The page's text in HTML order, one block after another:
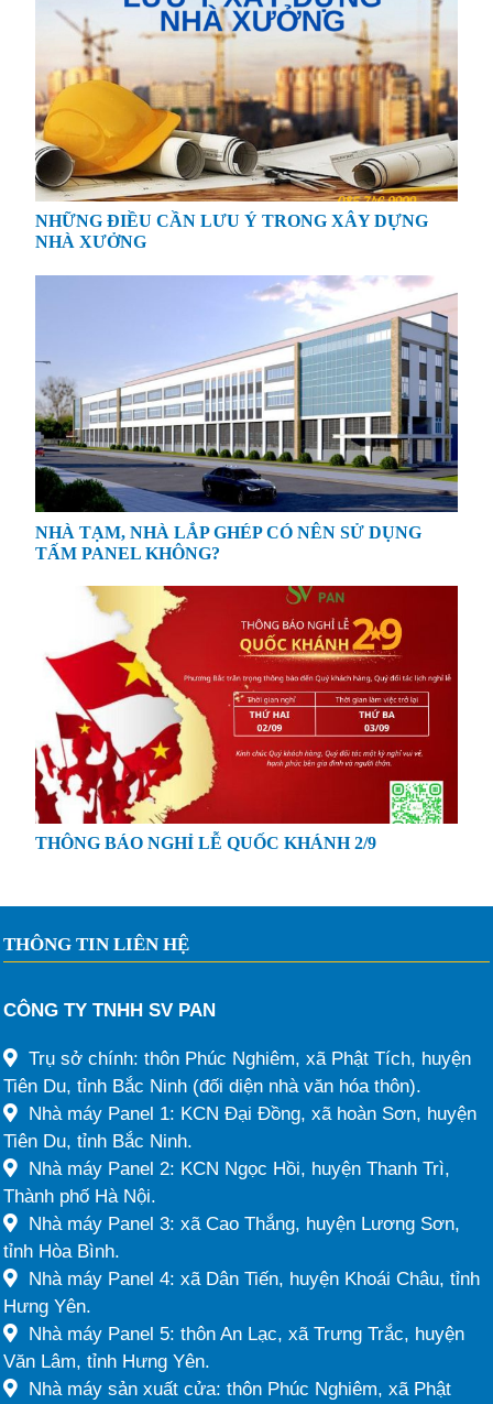
NHỮNG ĐIỀU CẦN LƯU Ý TRONG XÂY DỰNG
NHÀ XƯỞNG
NHÀ TẠM, NHÀ LẮP GHÉP CÓ NÊN SỬ DỤNG
TẤM PANEL KHÔNG?
THÔNG BÁO NGHỈ LỄ QUỐC KHÁNH 2/9
THÔNG TIN LIÊN HỆ
CÔNG TY TNHH SV PAN
Trụ sở chính: thôn Phúc Nghiêm, xã Phật Tích, huyện
Tiên Du, tỉnh Bắc Ninh (đối diện nhà văn hóa thôn).
Nhà máy Panel 1: KCN Đại Đồng, xã hoàn Sơn, huyện
Tiên Du, tỉnh Bắc Ninh.
Nhà máy Panel 2: KCN Ngọc Hồi, huyện Thanh Trì,
Thành phố Hà Nội.
Nhà máy Panel 3: xã Cao Thắng, huyện Lương Sơn,
tỉnh Hòa Bình.
Nhà máy Panel 4: xã Dân Tiến, huyện Khoái Châu, tỉnh
Hưng Yên.
Nhà máy Panel 5: thôn An Lạc, xã Trưng Trắc, huyện
Văn Lâm, tỉnh Hưng Yên.
Nhà máy sản xuất cửa: thôn Phúc Nghiêm, xã Phật